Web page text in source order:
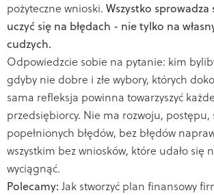
pożyteczne wnioski. Wszystko
uczyć się na błędach - nie tylko na
cudzych.
Odpowiedzcie sobie na pytanie: kim
gdyby nie dobre i złe wybory, których
sama refleksja powinna towarzyszyć
przedsiębiorcy. Nie ma rozwoju, postępu,
popełnionych błędów, bez błędów
wszystkim bez wniosków, które udało się
wyciągnąć.
Polecamy: Jak stworzyć plan finansowy